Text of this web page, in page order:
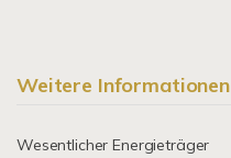
Weitere Informationen
Wesentlicher Energieträger